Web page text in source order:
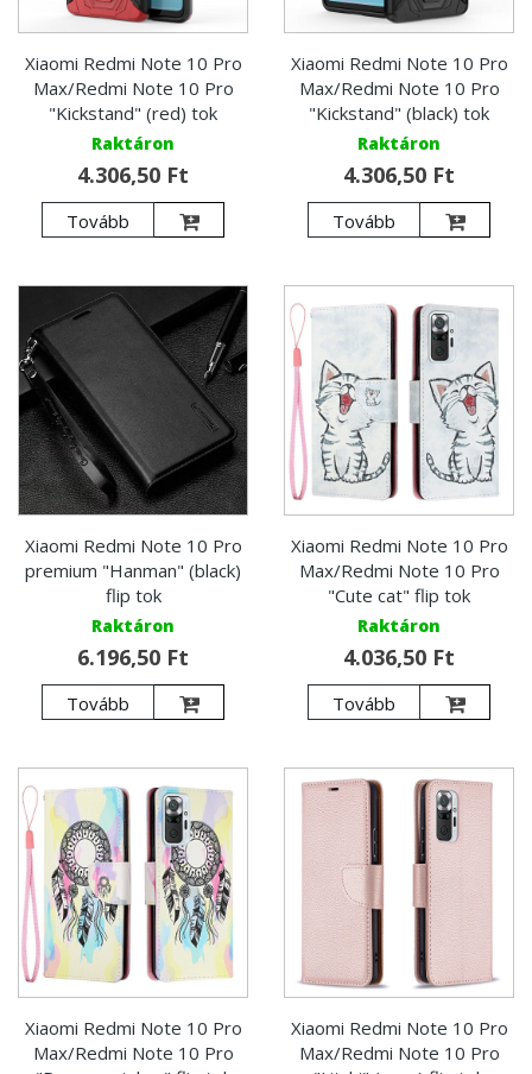
Xiaomi Redmi Note 10 Pro
Max/Redmi Note 10 Pro
"Kickstand" (red) tok
Raktáron
4.306,50 Ft
Tovább
Xiaomi Redmi Note 10 Pro
Max/Redmi Note 10 Pro
"Kickstand" (black) tok
Raktáron
4.306,50 Ft
Tovább
Xiaomi Redmi Note 10 Pro
premium "Hanman" (black)
flip tok
Raktáron
6.196,50 Ft
Tovább
Xiaomi Redmi Note 10 Pro
Max/Redmi Note 10 Pro
"Cute cat" flip tok
Raktáron
4.036,50 Ft
Tovább
Xiaomi Redmi Note 10 Pro
Max/Redmi Note 10 Pro
Xiaomi Redmi Note 10 Pro
Max/Redmi Note 10 Pro